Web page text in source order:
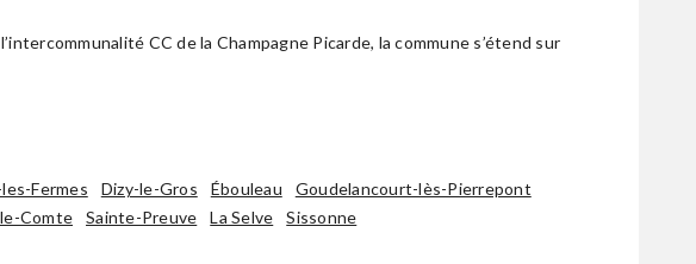
CC de la Champagne Picarde, la commune s’étend sur
Fermes Dizy-le-Gros Ébouleau
Goudelancourt-lès-Pierrepont
Comte Sainte-Preuve La Selve Sissonne